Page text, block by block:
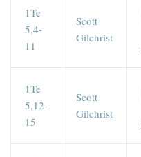
1Te
5,4-
11
Scott
Gilchrist
1Te
5,12-
15
Scott
Gilchrist